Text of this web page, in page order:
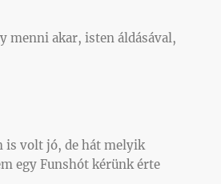
menni akar, isten áldásával,
is volt jó, de hát melyik
egy Funshót kérünk érte